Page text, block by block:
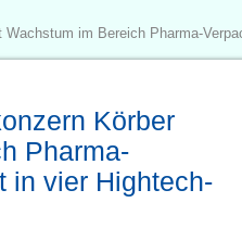
Wachstum im Bereich Pharma-
Körber
Pharma-
in vier Hightech-